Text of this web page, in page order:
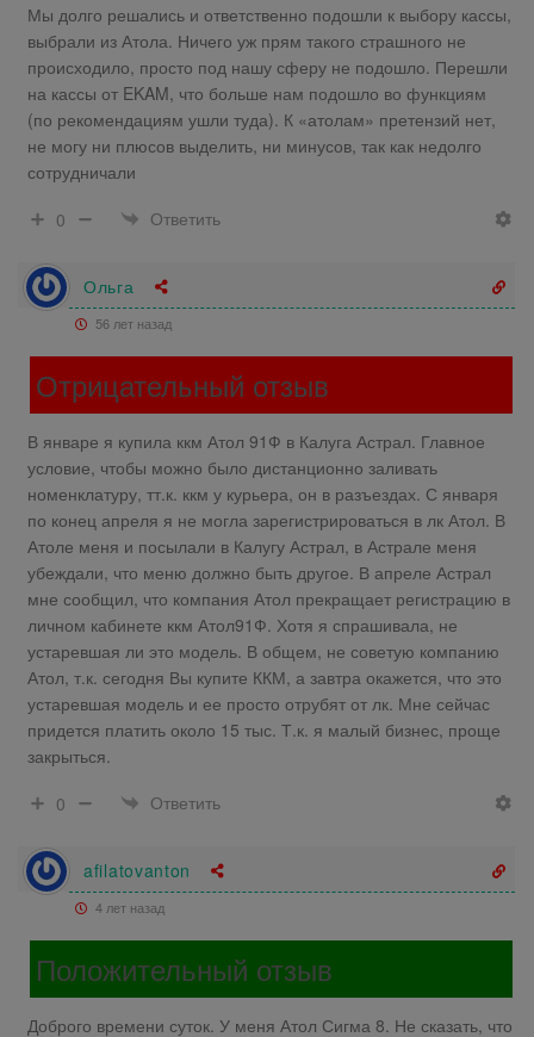
Мы долго решались и ответственно подошли к выбору кассы,
выбрали из Атола. Ничего уж прям такого страшного не
происходило, просто под нашу сферу не подошло. Перешли
на кассы от EKAM, что больше нам подошло во функциям
(по рекомендациям ушли туда). К «атолам» претензий нет,
не могу ни плюсов выделить, ни минусов, так как недолго
сотрудничали
0
Ответить
Ольга
56 лет назад
Отрицательный отзыв
В январе я купила ккм Атол 91Ф в Калуга Астрал. Главное
условие, чтобы можно было дистанционно заливать
номенклатуру, тт.к. ккм у курьера, он в разъездах. С января
по конец апреля я не могла зарегистрироваться в лк Атол. В
Атоле меня и посылали в Калугу Астрал, в Астрале меня
убеждали, что меню должно быть другое. В апреле Астрал
мне сообщил, что компания Атол прекращает регистрацию в
личном кабинете ккм Атол91Ф. Хотя я спрашивала, не
устаревшая ли это модель. В общем, не советую компанию
Атол, т.к. сегодня Вы купите ККМ, а завтра окажется, что это
устаревшая модель и ее просто отрубят от лк. Мне сейчас
придется платить около 15 тыс. Т.к. я малый бизнес, проще
закрыться.
0
Ответить
afilatovanton
4 лет назад
Положительный отзыв
Доброго времени суток. У меня Атол Сигма 8. Не сказать, что